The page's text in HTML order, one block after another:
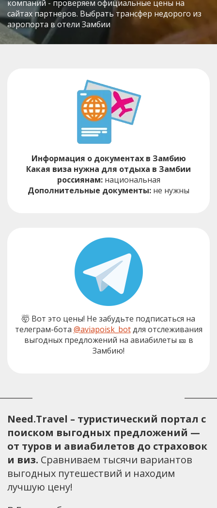
компаний - проверяем официальные цены на
сайтах партнеров. Выбрать трансфер недорого из
аэропорта в отели Замбии
Информация о документах в Замбию
Какая виза нужна для отдыха в Замбии
россиянам:национальная
Дополнительные документы: не нужны
🤯 Вот это цены! Не забудьте подписаться на
телеграм-бота @aviapoisk_botдля отслеживания
выгодных предложений на авиабилеты 🎫 в
Замбию!
Need.Travel – туристический портал с
поиском выгодных предложений —
от туров и авиабилетов до страховок
и виз. Сравниваем тысячи вариантов
выгодных путешествий и находим
лучшую цену!